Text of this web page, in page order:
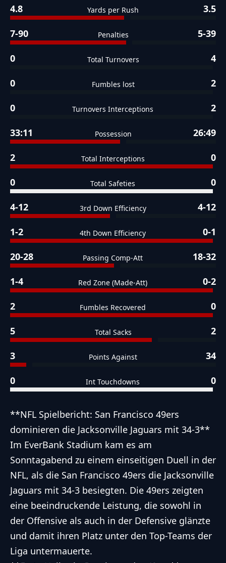
4.8 Yards per Rush 3.5
7-90 Penalties 5-39
0 Total Turnovers 4
0 Fumbles lost 2
0 Turnovers Interceptions 2
33:11 Possession 26:49
2 Total Interceptions 0
0 Total Safeties 0
4-12 3rd Down Efficiency 4-12
1-2 4th Down Efficiency 0-1
20-28 Passing Comp-Att 18-32
1-4 Red Zone (Made-Att) 0-2
2 Fumbles Recovered 0
5 Total Sacks 2
3 Points Against 34
0 Int Touchdowns 0
**NFL Spielbericht: San Francisco 49ers
dominieren die Jacksonville Jaguars mit 34-3**
Im EverBank Stadium kam es am
Sonntagabend zu einem einseitigen Duell in der
NFL, als die San Francisco 49ers die Jacksonville
Jaguars mit 34-3 besiegten. Die 49ers zeigten
eine beeindruckende Leistung, die sowohl in
der Offensive als auch in der Defensive glänzte
und damit ihren Platz unter den Top-Teams der
Liga untermauerte.